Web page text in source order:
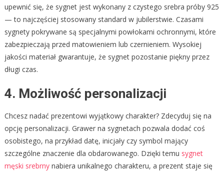
upewnić się, że sygnet jest wykonany z czystego srebra próby 925
— to najczęściej stosowany standard w jubilerstwie. Czasami
sygnety pokrywane są specjalnymi powłokami ochronnymi, które
zabezpieczają przed matowieniem lub czernieniem. Wysokiej
jakości materiał gwarantuje, że sygnet pozostanie piękny przez
długi czas.
4. Możliwość personalizacji
Chcesz nadać prezentowi wyjątkowy charakter? Zdecyduj się na
opcję personalizacji. Grawer na sygnetach pozwala dodać coś
osobistego, na przykład datę, inicjały czy symbol mający
szczególne znaczenie dla obdarowanego. Dzięki temu sygnet
męski srebrnynabiera unikalnego charakteru, a prezent staje się